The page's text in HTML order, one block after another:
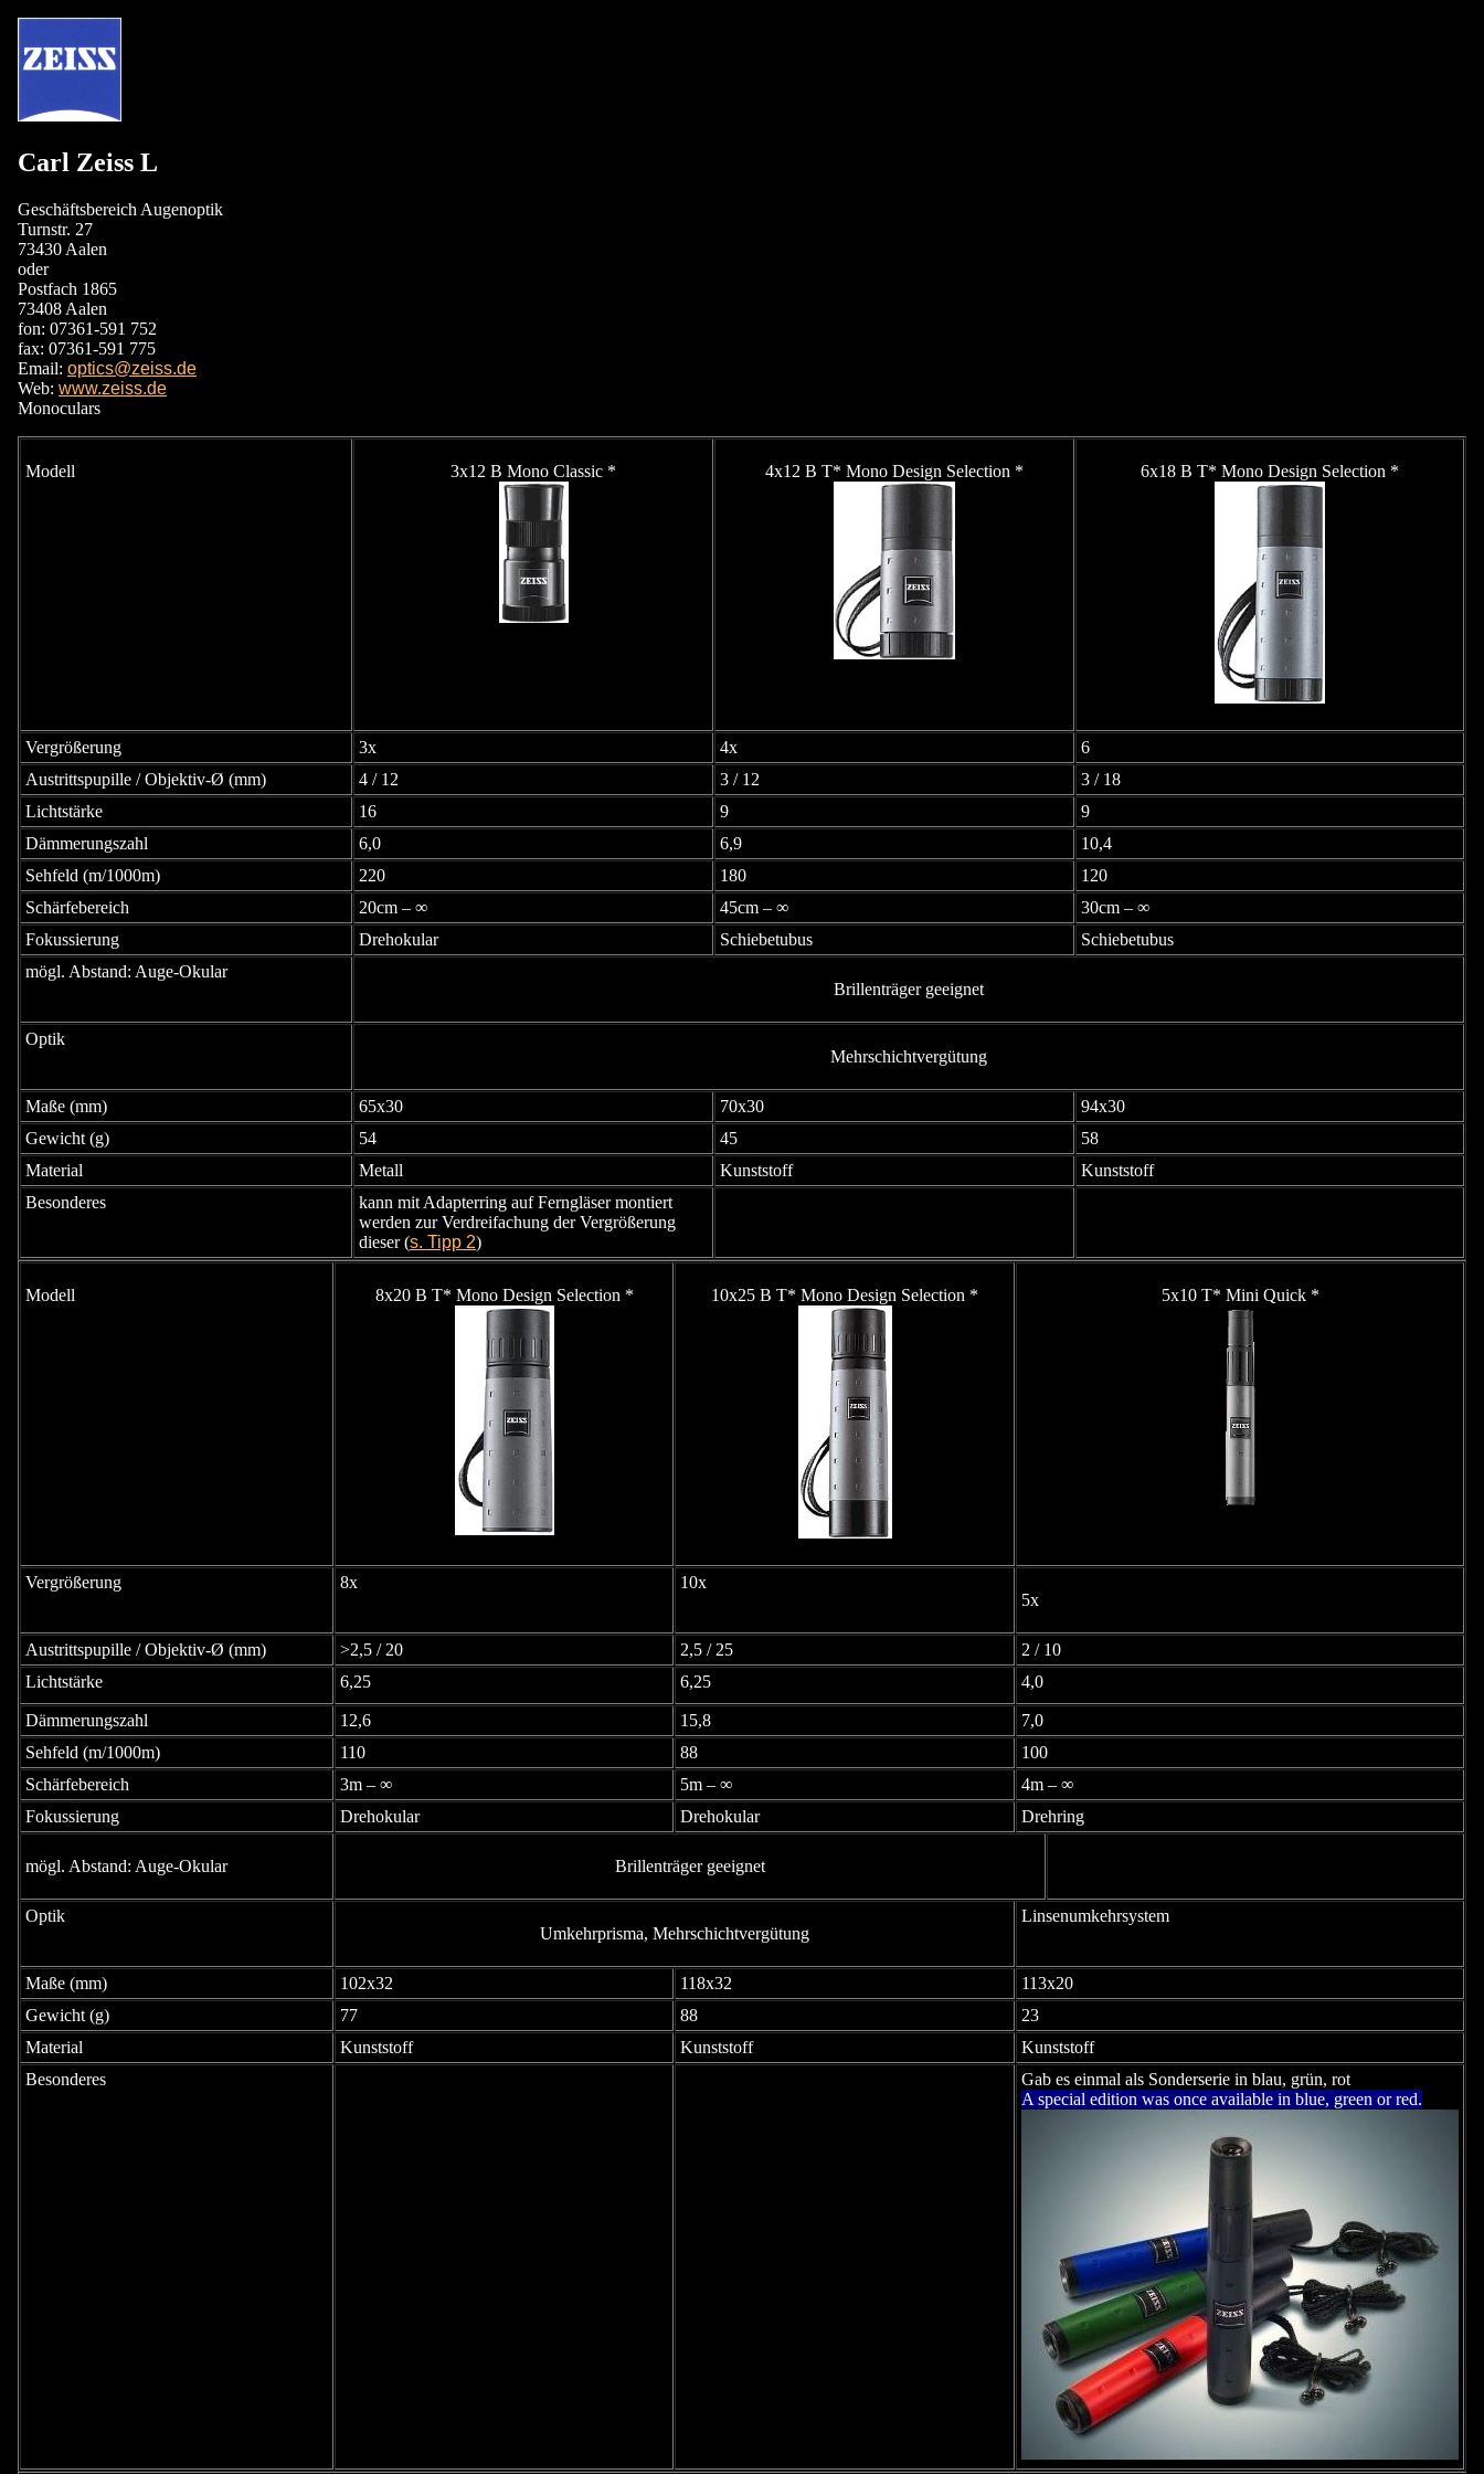
Carl Zeiss L
Geschäftsbereich Augenoptik
Turnstr. 27
73430 Aalen
oder
Postfach 1865
73408 Aalen
fon: 07361-591 752
fax: 07361-591 775
Email: optics@zeiss.de
Web: www.zeiss.de
Monoculars
Modell 3x12 B Mono Classic * 4x12 B T* Mono Design Selection * 6x18 B T* Mono Design Selection *
Vergrößerung 3x 4x
6
Austrittspupille / Objektiv-Ø (mm)
4 / 12 3 / 12
3 / 18
Lichtstärke
16 9
9
Dämmerungszahl
6,0 6,9
10,4
Sehfeld (m/1000m)
220 180
120
Schärfebereich
20cm – ∞ 45cm – ∞
30cm – ∞
Fokussierung
Drehokular Schiebetubus
Schiebetubus
mögl. Abstand: Auge-Okular
Brillenträger geeignet
Optik
Mehrschichtvergütung
Maße (mm) 65x30 70x30
94x30
Gewicht (g)
54 45
58
Material
Metall Kunststoff
Kunststoff
Besonderes
kann mit Adapterring auf Ferngläser montiert
werden zur Verdreifachung der Vergrößerung
dieser (s. Tipp 2)
Modell 8x20 B T* Mono Design Selection * 10x25 B T* Mono Design Selection * 5x10 T* Mini Quick *
Vergrößerung 8x
10x
5x
Austrittspupille / Objektiv-Ø (mm) >2,5 / 20 2,5 / 25
2 / 10
Lichtstärke
6,25 6,25 4,0
Dämmerungszahl 12,6 15,8
7,0
Sehfeld (m/1000m)
110 88
100
Schärfebereich
3m – ∞ 5m – ∞
4m – ∞
Fokussierung
Drehokular Drehokular Drehring
mögl. Abstand: Auge-Okular Brillenträger geeignet
Optik
Umkehrprisma, Mehrschichtvergütung
Linsenumkehrsystem
Maße (mm) 102x32 118x32
113x20
Gewicht (g)
77 88
23
Material
Kunststoff Kunststoff
Kunststoff
Besonderes
Gab es einmal als Sonderserie in blau, grün, rot
A special edition was once available in blue, green or red.